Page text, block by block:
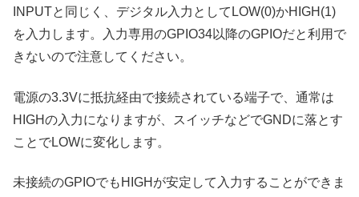
INPUTと同じく、デジタル入力としてLOW(0)かHIGH(1)
を入力します。入力専用のGPIO34以降のGPIOだと利用で
きないので注意してください。
電源の3.3Vに抵抗経由で接続されている端子で、通常は
HIGHの入力になりますが、スイッチなどでGNDに落とす
ことでLOWに変化します。
未接続のGPIOでもHIGHが安定して入力することができま